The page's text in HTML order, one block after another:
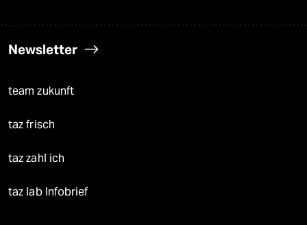
Newsletter
team zukunft
taz frisch
taz zahl ich
taz lab Infobrief